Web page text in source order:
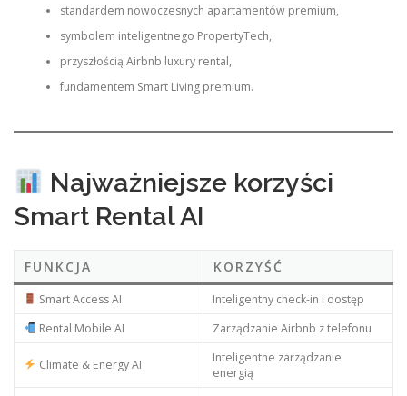
standardem nowoczesnych apartamentów premium,
symbolem inteligentnego PropertyTech,
przyszłością Airbnb luxury rental,
fundamentem Smart Living premium.
Najważniejsze korzyści
Smart Rental AI
FUNKCJA KORZYŚĆ
Smart Access AI
Inteligentny check-in i dostęp
Rental Mobile AI
Zarządzanie Airbnb z telefonu
Climate & Energy AI
Inteligentne zarządzanie
energią